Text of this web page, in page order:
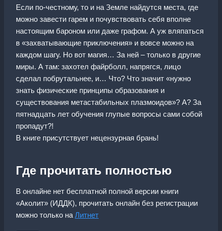
Если по-честному, то и на Земле найдутся места, где
можно завести гарем и почувствовать себя вполне
настоящим бароном или даже графом. А уж вляпаться
в «захватывающие приключения» и вовсе можно на
каждом шагу. Но вот магия… За ней – только в другие
миры. А там: захотел файрболл, напрягся, лицо
сделал побрутальнее, и… Что? Что значит «нужно
знать физические принципы образования и
существования метастабильных плазмоидов»? А? За
пятнадцать лет обучения глупые вопросы сами собой
пропадут?!
В книге присутствует нецензурная брань!
Где прочитать полностью
В онлайне нет бесплатной полной версии книги
«Аколит» (ИДДК), прочитать онлайн без регистрации
можно только на Литнет